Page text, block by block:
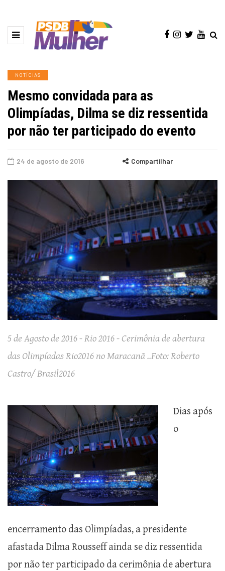
NOTÍCIAS
Mesmo convidada para as
Olimpíadas, Dilma se diz ressentida
por não ter participado do evento
24 de agosto de 2016 Compartilhar
5 de Agosto de 2016 - Rio 2016 - Cerimônia de abertura
das Olimpíadas Rio2016 no Maracanã ..Foto: Roberto
Castro/ Brasil2016
Dias após
o
encerramento das Olimpíadas, a presidente
afastada Dilma Rousseff ainda se diz ressentida
por não ter participado da cerimônia de abertura